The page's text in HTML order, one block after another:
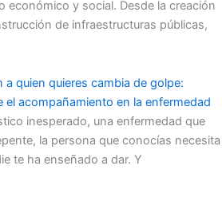
económico y social. Desde la creación
de infraestructuras públicas,
a quien quieres cambia de golpe:
el acompañamiento en la enfermedad
inesperado, una enfermedad que
la persona que conocías necesita
te ha enseñado a dar. Y